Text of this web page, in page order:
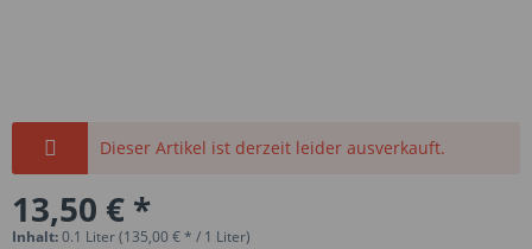
Dieser Artikel ist derzeit leider ausverkauft.
13,50 € *
Inhalt:0.1 Liter (135,00 € * / 1 Liter)